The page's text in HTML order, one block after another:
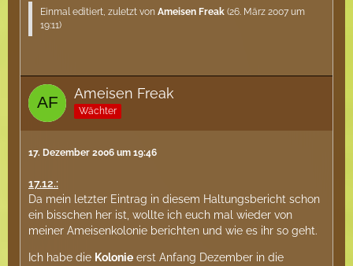
Einmal editiert, zuletzt von Ameisen Freak (26. März 2007 um
19:11)
Ameisen Freak
Wächter
17. Dezember 2006 um 19:46
17.12.:
Da mein letzter Eintrag in diesem Haltungsbericht schon
ein bisschen her ist, wollte ich euch mal wieder von
meiner Ameisenkolonie berichten und wie es ihr so geht.
Ich habe die Kolonie erst Anfang Dezember in die